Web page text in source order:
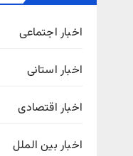
اخبار اجتماعی
اخبار استانی
اخبار اقتصادی
اخبار بین الملل